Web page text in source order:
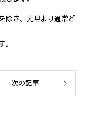
除き、元旦より通常ど
。
次の記事